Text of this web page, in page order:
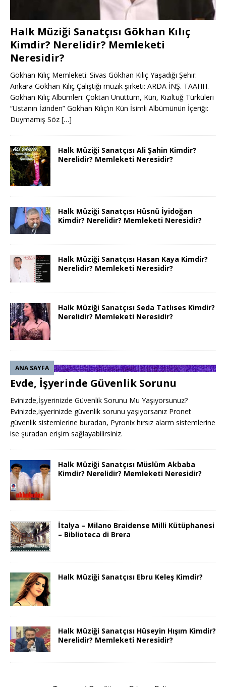
Halk Müziği Sanatçısı Gökhan Kılıç
Kimdir? Nerelidir? Memleketi
Neresidir?
Gökhan Kılıç Memleketi: Sivas Gökhan Kılıç Yaşadığı Şehir:
Ankara Gökhan Kılıç Çalıştığı müzik şirketi: ARDA İNŞ. TAAHH.
Gökhan Kılıç Albümleri: Çoktan Unuttum, Kün, Kızıltuğ Türküleri
“Ustanın İzinden” Gökhan Kılıç’ın Kün İsimli Albümünün İçeriği:
Duymamış Söz […]
Halk Müziği Sanatçısı Ali Şahin Kimdir?
Nerelidir? Memleketi Neresidir?
Halk Müziği Sanatçısı Hüsnü İyidoğan
Kimdir? Nerelidir? Memleketi Neresidir?
Halk Müziği Sanatçısı Hasan Kaya Kimdir?
Nerelidir? Memleketi Neresidir?
Halk Müziği Sanatçısı Seda Tatlıses Kimdir?
Nerelidir? Memleketi Neresidir?
Evde, İşyerinde Güvenlik Sorunu
ANA SAYFA
Evinizde,İşyerinizde Güvenlik Sorunu Mu Yaşıyorsunuz?
Evinizde,işyerinizde güvenlik sorunu yaşıyorsanız Pronet
güvenlik sistemlerine buradan, Pyronix hırsız alarm sistemlerine
ise şuradan erişim sağlayabilirsiniz.
Halk Müziği Sanatçısı Müslüm Akbaba
Kimdir? Nerelidir? Memleketi Neresidir?
İtalya – Milano Braidense Milli Kütüphanesi
– Biblioteca di Brera
Halk Müziği Sanatçısı Ebru Keleş Kimdir?
Halk Müziği Sanatçısı Hüseyin Hışım Kimdir?
Nerelidir? Memleketi Neresidir?